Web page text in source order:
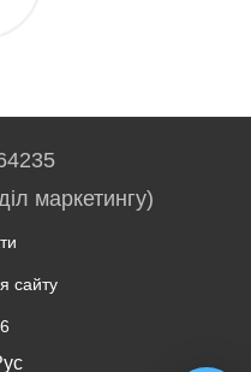
маркетингу)
сайту